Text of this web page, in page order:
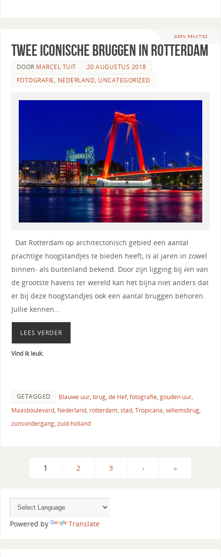
GEEN REACTIES
Twee iconische bruggen in Rotterdam
DOOR MARCEL TUIT
20 AUGUSTUS 2018
FOTOGRAFIE, NEDERLAND, UNCATEGORIZED
Dat Rotterdam op architectonisch gebied een aantal
prachtige hoogstandjes te bieden heeft, is al jaren in zowel
binnen- als buitenland bekend. Door zijn ligging bij één van
de grootste havens ter wereld kan het bijna niet anders dat
er bij deze hoogstandjes ook een aantal bruggen behoren.
Jullie kennen…
LEES VERDER
Vind ik leuk:
GETAGGED Blauwe uur, brug, de Hef, fotografie, gouden uur,
Maasboulevard, Nederland, rotterdam, stad, Tropicana, willemsbrug,
zonsondergang, zuid-holland
1 2 3 › »
Powered by Translate